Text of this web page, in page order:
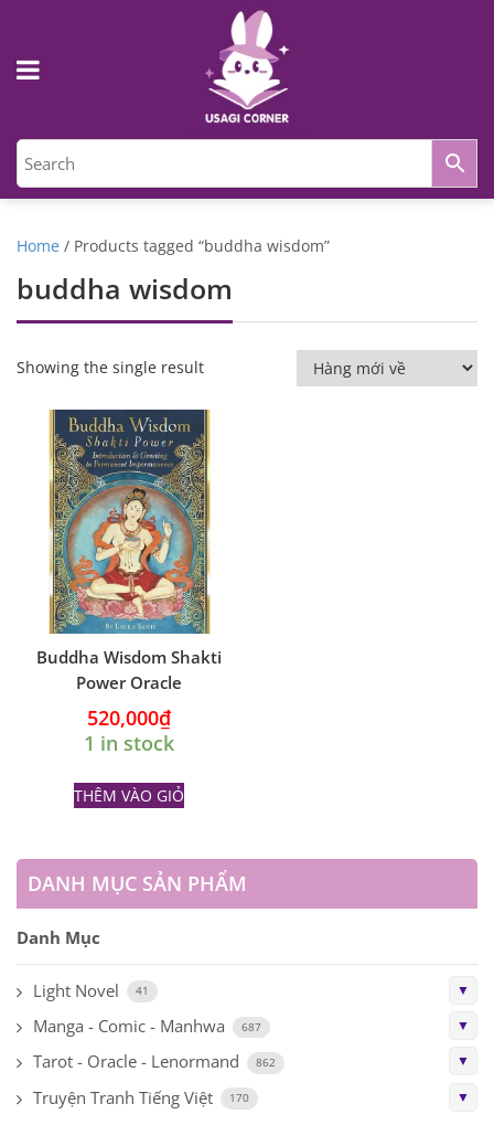
Home / Products tagged “buddha wisdom”
buddha wisdom
Showing the single result
Buddha Wisdom Shakti
Power Oracle
520,000₫
1 in stock
THÊM VÀO GIỎ
DANH MỤC SẢN PHẨM
Danh Mục
▼
Light Novel 41
▼
Manga - Comic - Manhwa 687
▼
Tarot - Oracle - Lenormand 862
▼
Truyện Tranh Tiếng Việt 170